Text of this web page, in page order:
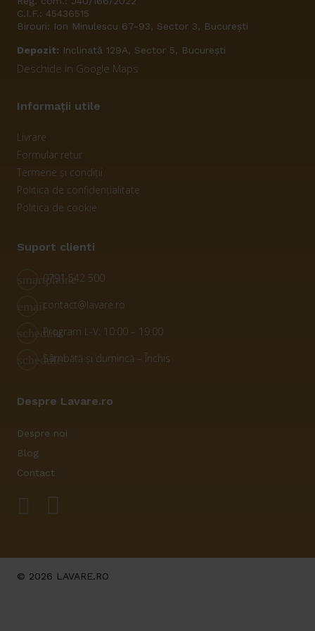
C.I.F.: 45436515
Birouri: Ion Minulescu 67-93, Sector 3, București
Depozit: Inclinată 129A, Sector 5, București
Deschide in Google Maps
Informații utile
Livrare
Formular retur
Termene și condiții
Politica de confidențialitate
Politica de cookie
Suport clienti
smartphone
0791 542 500
emailcontact@lavare.ro
scheduleProgram L-V: 10:00 – 19:00
scheduleSâmbătă și dumincă – Închis
Despre Lavare.ro
Despre noi
Blog
Contact
© 2026 LAVARE.RO